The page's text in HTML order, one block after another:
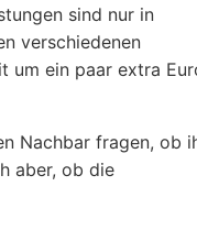
sind nur in
verschiedenen
um ein paar extra
Nachbar fragen, ob
aber, ob die